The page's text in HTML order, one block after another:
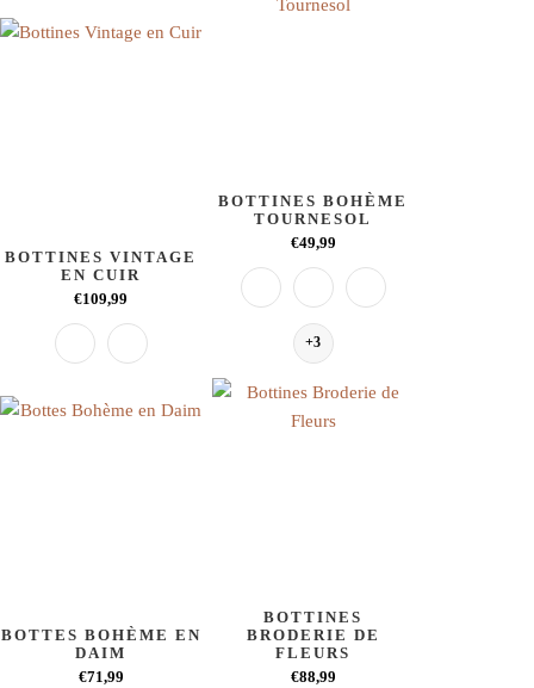
BOTTINES VINTAGE
EN CUIR
€109,99
BOTTINES BOHÈME
TOURNESOL
€49,99
+3
BOTTES BOHÈME EN
DAIM
€71,99
BOTTINES
BRODERIE DE
FLEURS
€88,99